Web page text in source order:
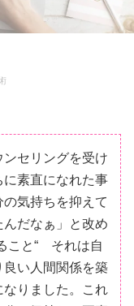
ンセリングを受け
素直になれた事
気持ちを抑えて
だなぁ」と改め
こと“ それは自
い人間関係を築
なりました。これ